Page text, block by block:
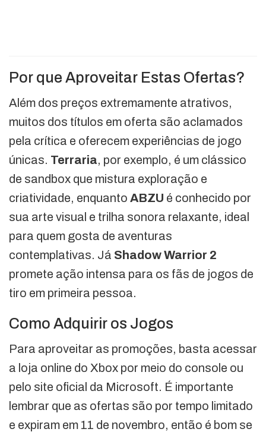
Por que Aproveitar Estas Ofertas?
Além dos preços extremamente atrativos,
muitos dos títulos em oferta são aclamados
pela crítica e oferecem experiências de jogo
únicas. Terraria, por exemplo, é um clássico
de sandbox que mistura exploração e
criatividade, enquanto ABZU é conhecido por
sua arte visual e trilha sonora relaxante, ideal
para quem gosta de aventuras
contemplativas. Já Shadow Warrior 2
promete ação intensa para os fãs de jogos de
tiro em primeira pessoa.
Como Adquirir os Jogos
Para aproveitar as promoções, basta acessar
a loja online do Xbox por meio do console ou
pelo site oficial da Microsoft. É importante
lembrar que as ofertas são por tempo limitado
e expiram em 11 de novembro, então é bom se